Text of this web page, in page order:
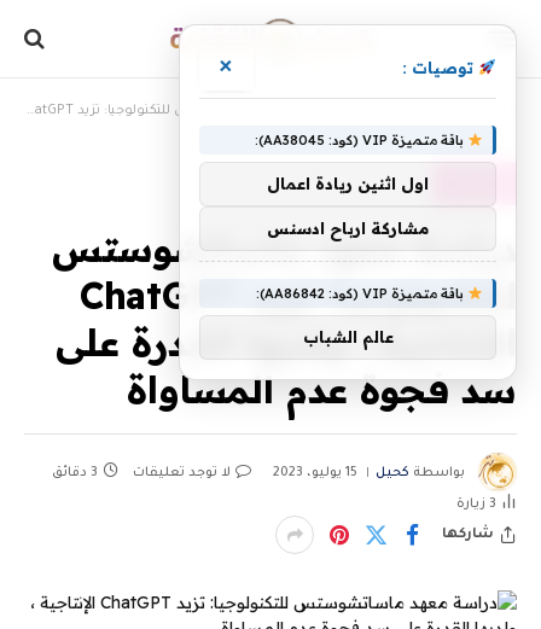
دراسة معهد ماساتشوستس للتكنولوجيا: تزيد ChatGPT الإنتاجية ، ولديها القدرة على سد فجوة عدم المساواة
دراسة معهد ماساتشوستس
للتكنولوجيا: تزيد ChatGPT
الإنتاجية ، ولديها القدرة على
سد فجوة عدم المساواة
بواسطة كحيل 15 يوليو، 2023 لا توجد تعليقات 3 دقائق
3 زيارة
شاركها
توصيات : ×
باقة متميزة VIP (كود: AA38045):
اول اثنين ريادة اعمال
مشاركة ارباح ادسنس
باقة متميزة VIP (كود: AA86842):
عالم الشباب